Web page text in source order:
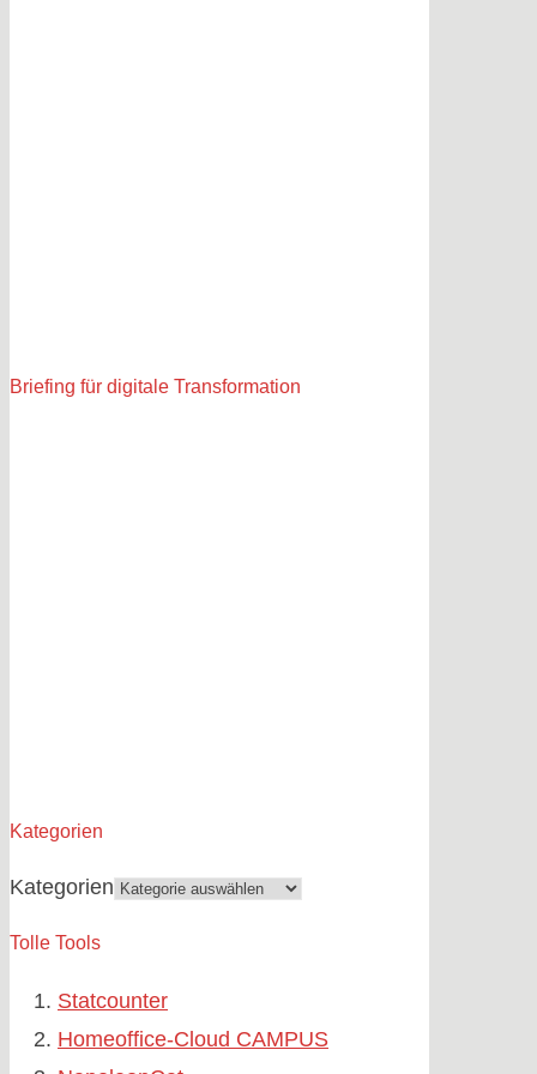
Briefing für digitale Transformation
Kategorien
Kategorien
Tolle Tools
Statcounter
Homeoffice-Cloud CAMPUS